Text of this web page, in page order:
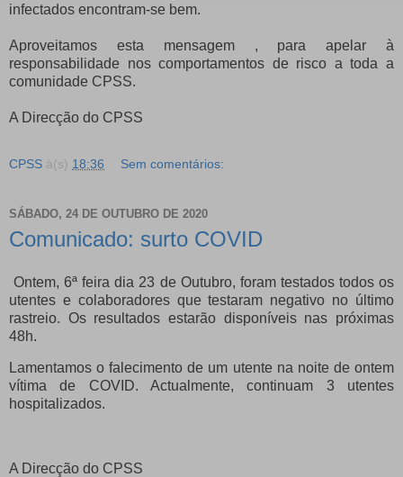
infectados encontram-se bem.
Aproveitamos esta mensagem , para apelar à
responsabilidade nos comportamentos de risco a toda a
comunidade CPSS.
A Direcção do CPSS
CPSS à(s) 18:36 Sem comentários:
SÁBADO, 24 DE OUTUBRO DE 2020
Comunicado: surto COVID
Ontem, 6ª feira dia 23 de Outubro, foram testados todos os
utentes e colaboradores que testaram negativo no último
rastreio. Os resultados estarão disponíveis nas próximas
48h.
Lamentamos o falecimento de um utente na noite de ontem
vítima de COVID. Actualmente, continuam 3 utentes
hospitalizados.
A Direcção do CPSS